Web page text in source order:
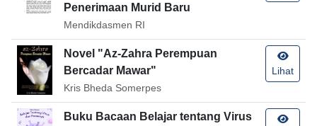
Penerimaan Murid Baru
Mendikdasmen RI
Novel "Az-Zahra Perempuan
Bercadar Mawar"
Kris Bheda Somerpes
Lihat
Buku Bacaan Belajar tentang Virus